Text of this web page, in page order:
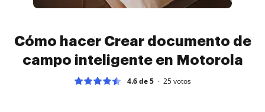
Cómo hacer Crear documento de
campo inteligente en Motorola
4.6 de 5 25votos